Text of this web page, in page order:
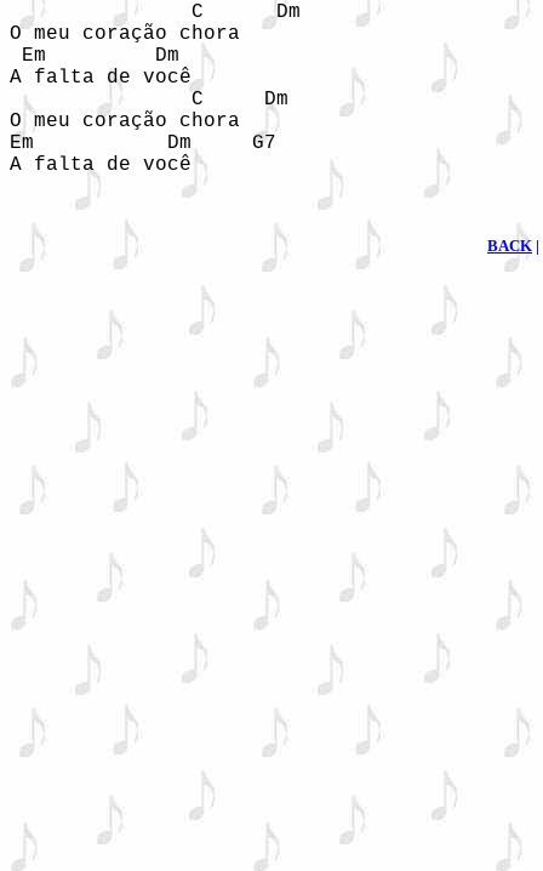
               C      Dm
O meu coração chora
Em         Dm
A falta de você
               C     Dm
O meu coração chora
Em           Dm     G7
A falta de você
BACK |